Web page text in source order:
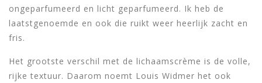
ongeparfumeerd en licht geparfumeerd. Ik heb de
laatstgenoemde en ook die ruikt weer heerlijk zacht en
fris.
Het grootste verschil met de lichaamscrème is de volle,
rijke textuur. Daarom noemt Louis Widmer het ook